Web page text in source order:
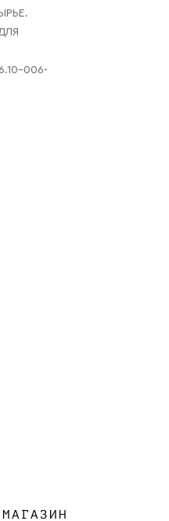
006-
МАГАЗИН